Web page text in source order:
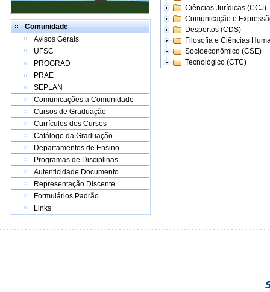
Comunidade
Avisos Gerais
UFSC
PROGRAD
PRAE
SEPLAN
Comunicações a Comunidade
Cursos de Graduação
Currículos dos Cursos
Catálogo da Graduação
Departamentos de Ensino
Programas de Disciplinas
Autenticidade Documento
Representação Discente
Formulários Padrão
Links
Ciências Jurídicas (CCJ)
Comunicação e
Desportos (CDS)
Filosofia e Ciências
Socioeconômico (CSE)
Tecnológico (CTC)